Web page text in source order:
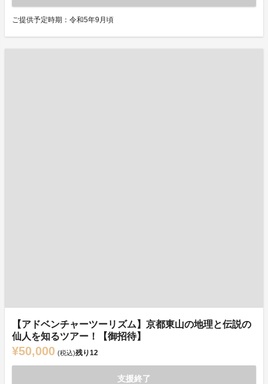
ご提供予定時期：令和5年9月頃
【アドベンチャーツーリズム】京都東山の地理と伝説の
仙人を知るツアー！【御招待】
¥50,000 (税込)残り12
支援終了